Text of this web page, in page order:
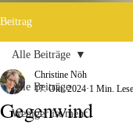
Beitrag
Alle Beiträge
Weniger ist mehr
Alle Beiträge
Gegenwind
Christine Nöh
17. Okt. 2024 1 Min.